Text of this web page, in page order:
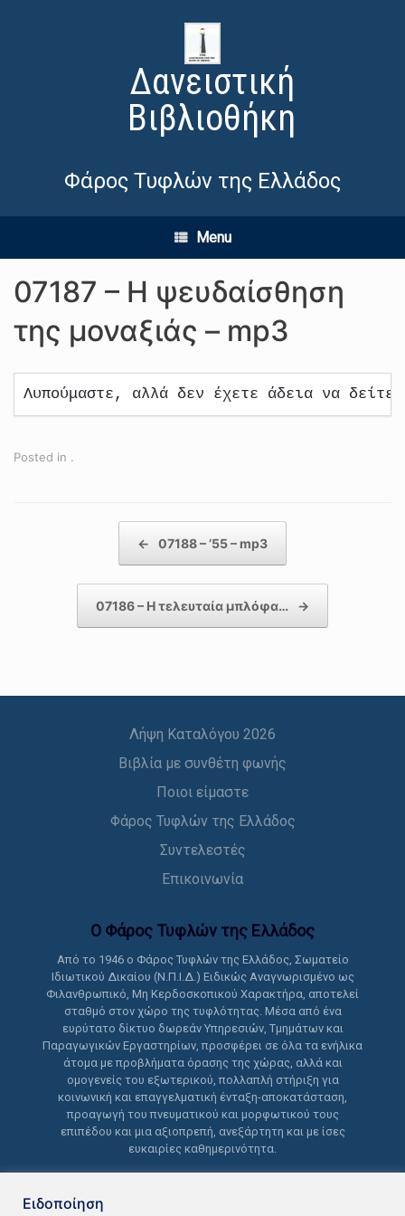
Δανειστική
Βιβλιοθήκη
Φάρος Τυφλών της Ελλάδος
Menu
07187 – Η ψευδαίσθηση
της μοναξιάς – mp3
Λυπούμαστε, αλλά δεν έχετε άδεια να δείτε
Posted in .
← 07188 – ’55 – mp3
07186 – Η τελευταία μπλόφα… →
Λήψη Καταλόγου 2026
Βιβλία με συνθέτη φωνής
Ποιοι είμαστε
Φάρος Τυφλών της Ελλάδος
Συντελεστές
Επικοινωνία
Ο Φάρος Τυφλών της Ελλάδoς
Από το 1946 ο Φάρος Τυφλών της Ελλάδος, Σωματείο
Ιδιωτικού Δικαίου (Ν.Π.Ι.Δ.) Ειδικώς Αναγνωρισμένο ως
Φιλανθρωπικό, Μη Κερδοσκοπικού Χαρακτήρα, αποτελεί
σταθμό στον χώρο της τυφλότητας. Μέσα από ένα
ευρύτατο δίκτυο δωρεάν Υπηρεσιών, Τμημάτων και
Παραγωγικών Εργαστηρίων, προσφέρει σε όλα τα ενήλικα
άτομα με προβλήματα όρασης της χώρας, αλλά και
ομογενείς του εξωτερικού, πολλαπλή στήριξη για
κοινωνική και επαγγελματική ένταξη-αποκατάσταση,
προαγωγή του πνευματικού και μορφωτικού τους
επιπέδου και μια αξιοπρεπή, ανεξάρτητη και με ίσες
ευκαιρίες καθημερινότητα.
Ειδοποίηση